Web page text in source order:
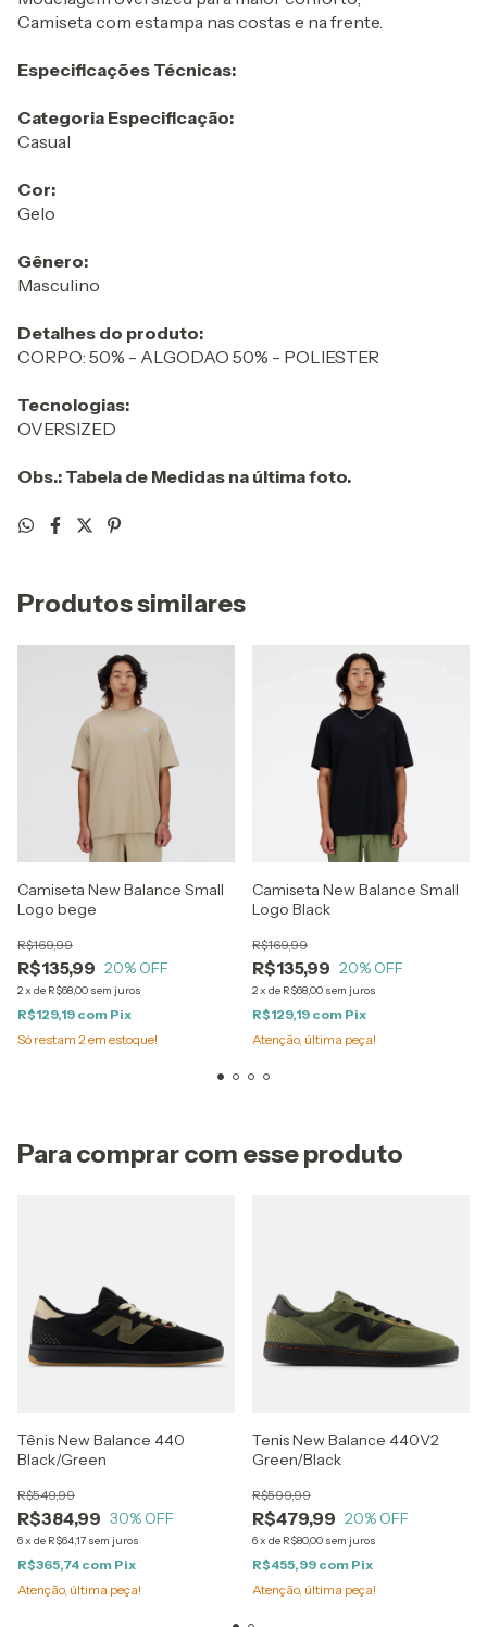
Camiseta com estampa nas costas e na frente.
Especificações Técnicas:
Categoria Especificação:
Casual
Cor:
Gelo
Gênero:
Masculino
Detalhes do produto:
CORPO: 50% - ALGODAO 50% - POLIESTER
Tecnologias:
OVERSIZED
Obs.: Tabela de Medidas na última foto.
Produtos similares
Camiseta New Balance Small
Logo bege
R$135,99
R$169,99
20% OFF
2x de R$68,00 sem juros
R$129,19 com Pix
Só restam 2em estoque!
Camiseta New Balance Small
Logo Black
R$135,99
R$169,99
20% OFF
2x de R$68,00 sem juros
R$129,19 com Pix
Atenção, última peça!
Para comprar com esse produto
Tênis New Balance 440
Black/Green
R$384,99
R$549,99
30% OFF
6x de R$64,17 sem juros
R$365,74 com Pix
Atenção, última peça!
Tenis New Balance 440V2
Green/Black
R$479,99
R$599,99
20% OFF
6x de R$80,00 sem juros
R$455,99 com Pix
Atenção, última peça!